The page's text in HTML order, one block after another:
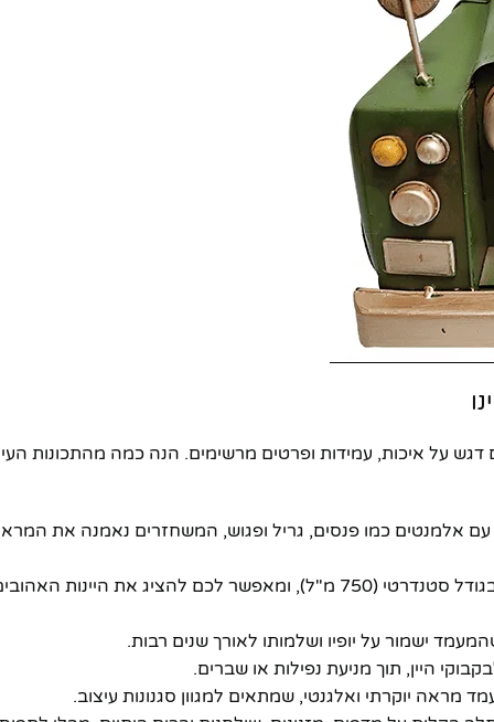
על איכות, עמידות ופרטים מרשימים. הנה כמה מהתכונות
אלמנטים כמו פנסים, גריל ופגוש, המשחזרים נאמנה את
* **קיבולת אופטימלית:** המעמד מיועד להחזיק שלושה בקבוקי יין בגודל סטנדרטי (750 מ"ל), ומאפשר לכם
ישמור על יופיו ושלמותו לאורך שנים רבות.
היין, תוך מניעת נפילות או שברים.
יוקרתי ואלגנטי, שמתאים למגוון סגנונות עיצוב.